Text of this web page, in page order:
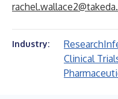
Industry: Research
Clinical